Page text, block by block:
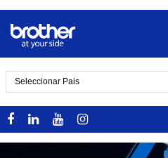
Seleccionar Pais